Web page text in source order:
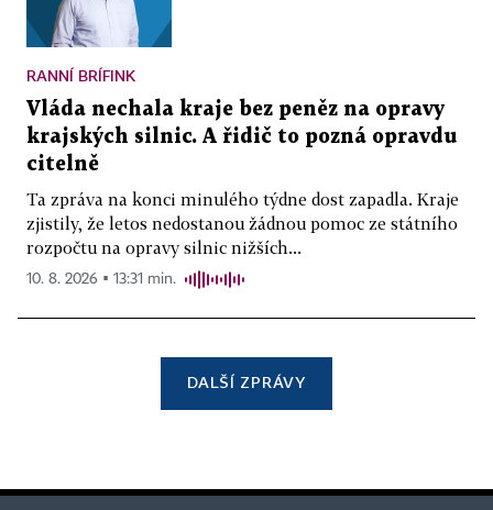
RANNÍ BRÍFINK
Vláda nechala kraje bez peněz na opravy
krajských silnic. A řidič to pozná opravdu
citelně
Ta zpráva na konci minulého týdne dost zapadla. Kraje
zjistily, že letos nedostanou žádnou pomoc ze státního
rozpočtu na opravy silnic nižších...
10. 8. 2026 ▪ 13:31 min.
DALŠÍ ZPRÁVY